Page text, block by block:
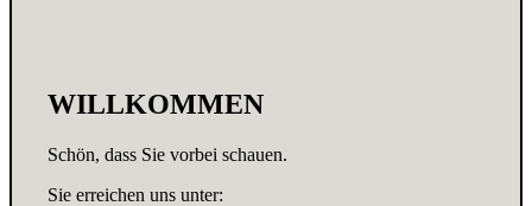
WILLKOMMEN
Schön, dass Sie vorbei schauen.
Sie erreichen uns unter: